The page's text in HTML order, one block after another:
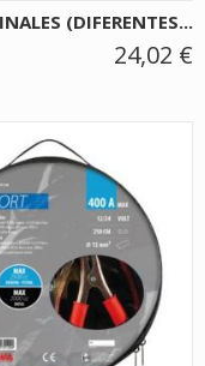
(DIFERENTES...
24,02 €